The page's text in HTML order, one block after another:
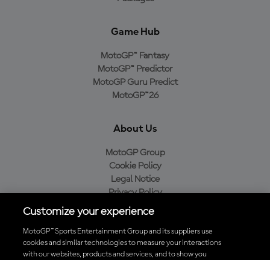
Game Hub
MotoGP™ Fantasy
MotoGP™ Predictor
MotoGP Guru Predict
MotoGP™26
About Us
MotoGP Group
Cookie Policy
Legal Notice
Privacy Policy
Purchase Policy
Baixe o aplicativo oficial da MotoGP™
Customize your experience
MotoGP™ Sports Entertainment Group and its suppliers use
cookies and similar technologies to measure your interactions
with our websites, products and services, and to show you